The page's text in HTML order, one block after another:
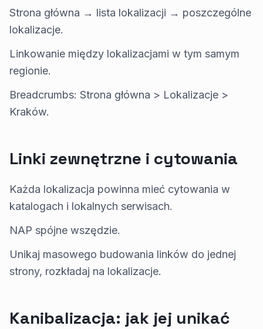
Strona główna → lista lokalizacji → poszczególne
lokalizacje.
Linkowanie między lokalizacjami w tym samym
regionie.
Breadcrumbs: Strona główna > Lokalizacje >
Kraków.
Linki zewnętrzne i cytowania
Każda lokalizacja powinna mieć cytowania w
katalogach i lokalnych serwisach.
NAP spójne wszędzie.
Unikaj masowego budowania linków do jednej
strony, rozkładaj na lokalizacje.
Kanibalizacja: jak jej unikać